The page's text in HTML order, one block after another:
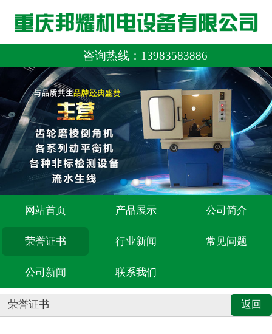
咨询热线： 13983583886
网站首页 产品展示 公司简介
荣誉证书 行业新闻 常见问题
公司新闻 联系我们
返回
荣誉证书